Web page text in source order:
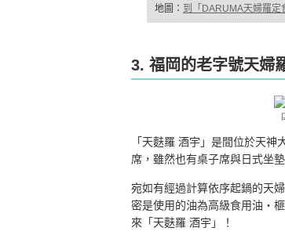
地圖： 到「DARUMA天婦羅定
3. 福岡的老字號天婦
「天麩羅 酒宇」是間位於天
席，雖然也有桌子席與日式坐
宛如有經過計算依序起鍋的天
密是使用的油為高級食用油‧
來「天麩羅 酒宇」！